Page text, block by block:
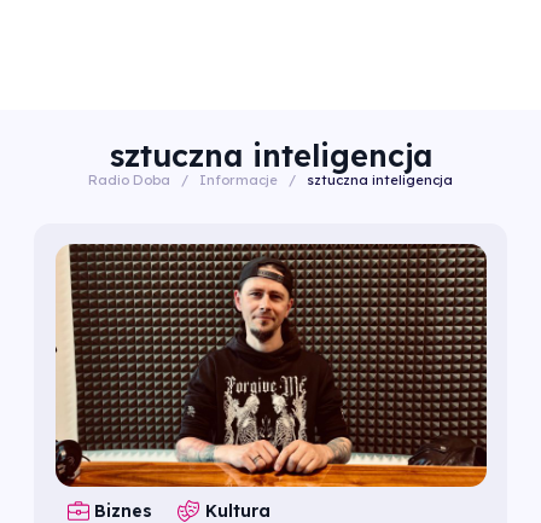
sztuczna inteligencja
Radio Doba / Informacje / sztuczna inteligencja
Biznes Kultura